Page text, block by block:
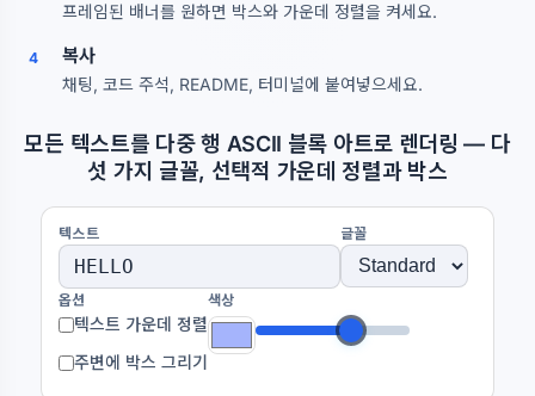
프레임된 배너를 원하면 박스와 가운데 정렬을 켜세요.
4 복사
채팅, 코드 주석, README, 터미널에 붙여넣으세요.
모든 텍스트를 다중 행 ASCII 블록 아트로 렌더링 — 다
섯 가지 글꼴, 선택적 가운데 정렬과 박스
텍스트 글꼴
옵션
텍스트 가운데 정렬
주변에 박스 그리기
색상